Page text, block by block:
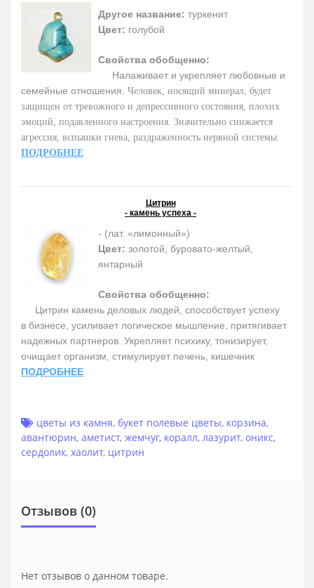
Другое название: туркенит
Цвет: голубой
Свойства обобщенно:
Налаживает и укрепляет любовные и
семейные отношения. Человек, носящий минерал, будет
защищен от тревожного и депрессивного состояния, плохих
эмоций, подавленного настроения. Значительно снижается
агрессия, вспышки гнева, раздраженность нервной системы.
ПОДРОБНЕЕ
Цитрин
- камень успеха -
- (лат. «лимонный»)
Цвет: золотой, буровато-желтый,
янтарный
Свойства обобщенно:
Цитрин камень деловых людей, способствует успеху
в бизнесе, усиливает логическое мышление, притягивает
надежных партнеров. Укрепляет психику, тонизирует,
очищает организм, стимулирует печень, кишечник
ПОДРОБНЕЕ
цветы из камня, букет полевые цветы, корзина,
авантюрин, аметист, жемчуг, коралл, лазурит, оникс,
сердолик, хаолит, цитрин
Отзывов (0)
Нет отзывов о данном товаре.